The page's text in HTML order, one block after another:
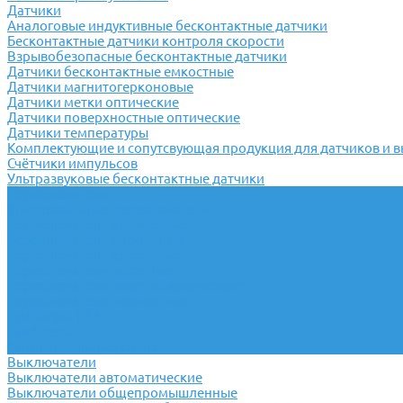
Датчики
Аналоговые индуктивные бесконтактные датчики
Бесконтактные датчики контроля скорости
Взрывобезопасные бесконтактные датчики
Датчики бесконтактные емкостные
Датчики магнитогерконовые
Датчики метки оптические
Датчики поверхностные оптические
Датчики температуры
Комплектующие и сопутсвующая продукция для датчиков и
Счётчики импульсов
Ультразвуковые бесконтактные датчики
Выключатели
Выключатели автоматические
Выключатели общепромышленные